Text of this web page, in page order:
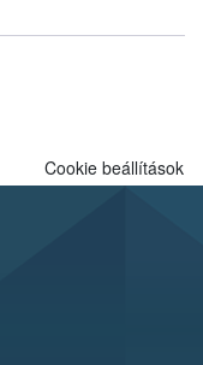
elleni további
termesztésben is
Cookie beállítások